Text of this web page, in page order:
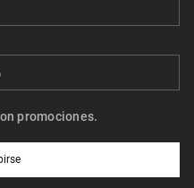
promociones.